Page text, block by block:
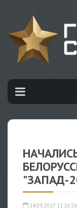
"ЗАПАД-
14.09.2017 11:16:26